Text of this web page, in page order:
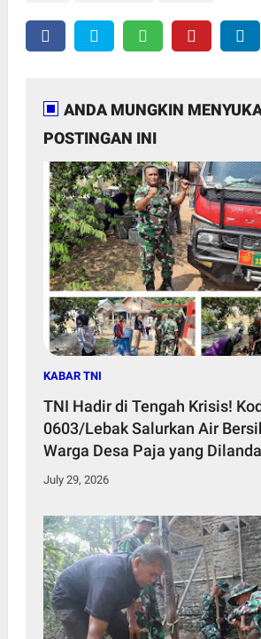
ANDA MUNGKIN
POSTINGAN INI
KABAR TNI
TNI Hadir di Tengah Krisis!
0603/Lebak Salurkan Air
Warga Desa Paja yang
July 29, 2026